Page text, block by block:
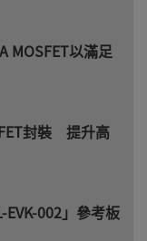
MOSFET以滿足
封裝 提升高
EVK-002」參考板